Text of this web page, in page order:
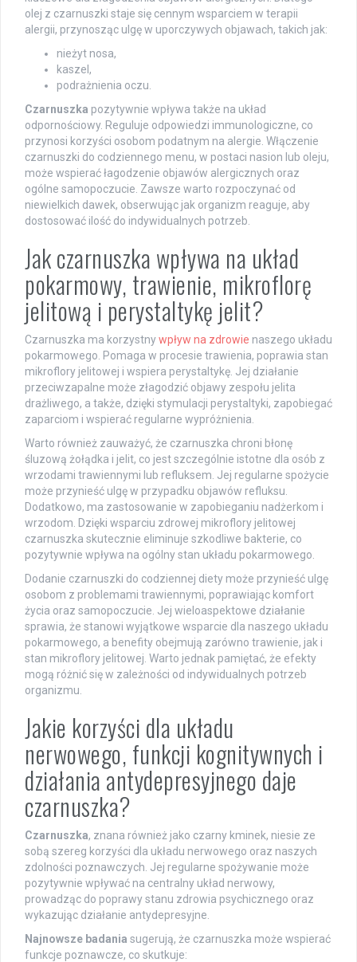
olej z czarnuszki staje się cennym wsparciem w terapii
alergii, przynosząc ulgę w uporczywych objawach, takich jak:
nieżyt nosa,
kaszel,
podrażnienia oczu.
Czarnuszka pozytywnie wpływa także na układ
odpornościowy. Reguluje odpowiedzi immunologiczne, co
przynosi korzyści osobom podatnym na alergie. Włączenie
czarnuszki do codziennego menu, w postaci nasion lub oleju,
może wspierać łagodzenie objawów alergicznych oraz
ogólne samopoczucie. Zawsze warto rozpoczynać od
niewielkich dawek, obserwując jak organizm reaguje, aby
dostosować ilość do indywidualnych potrzeb.
Jak czarnuszka wpływa na układ
pokarmowy, trawienie, mikroflorę
jelitową i perystaltykę jelit?
Czarnuszka ma korzystnywpływ na zdrowie naszego układu
pokarmowego. Pomaga w procesie trawienia, poprawia stan
mikroflory jelitowej i wspiera perystaltykę. Jej działanie
przeciwzapalne może złagodzić objawy zespołu jelita
drażliwego, a także, dzięki stymulacji perystaltyki, zapobiegać
zaparciom i wspierać regularne wypróżnienia.
Warto również zauważyć, że czarnuszka chroni błonę
śluzową żołądka i jelit, co jest szczególnie istotne dla osób z
wrzodami trawiennymi lub refluksem. Jej regularne spożycie
może przynieść ulgę w przypadku objawów refluksu.
Dodatkowo, ma zastosowanie w zapobieganiu nadżerkom i
wrzodom. Dzięki wsparciu zdrowej mikroflory jelitowej
czarnuszka skutecznie eliminuje szkodliwe bakterie, co
pozytywnie wpływa na ogólny stan układu pokarmowego.
Dodanie czarnuszki do codziennej diety może przynieść ulgę
osobom z problemami trawiennymi, poprawiając komfort
życia oraz samopoczucie. Jej wieloaspektowe działanie
sprawia, że stanowi wyjątkowe wsparcie dla naszego układu
pokarmowego, a benefity obejmują zarówno trawienie, jak i
stan mikroflory jelitowej. Warto jednak pamiętać, że efekty
mogą różnić się w zależności od indywidualnych potrzeb
organizmu.
Jakie korzyści dla układu
nerwowego, funkcji kognitywnych i
działania antydepresyjnego daje
czarnuszka?
Czarnuszka, znana również jako czarny kminek, niesie ze
sobą szereg korzyści dla układu nerwowego oraz naszych
zdolności poznawczych. Jej regularne spożywanie może
pozytywnie wpływać na centralny układ nerwowy,
prowadząc do poprawy stanu zdrowia psychicznego oraz
wykazując działanie antydepresyjne.
Najnowsze badania sugerują, że czarnuszka może wspierać
funkcje poznawcze, co skutkuje: